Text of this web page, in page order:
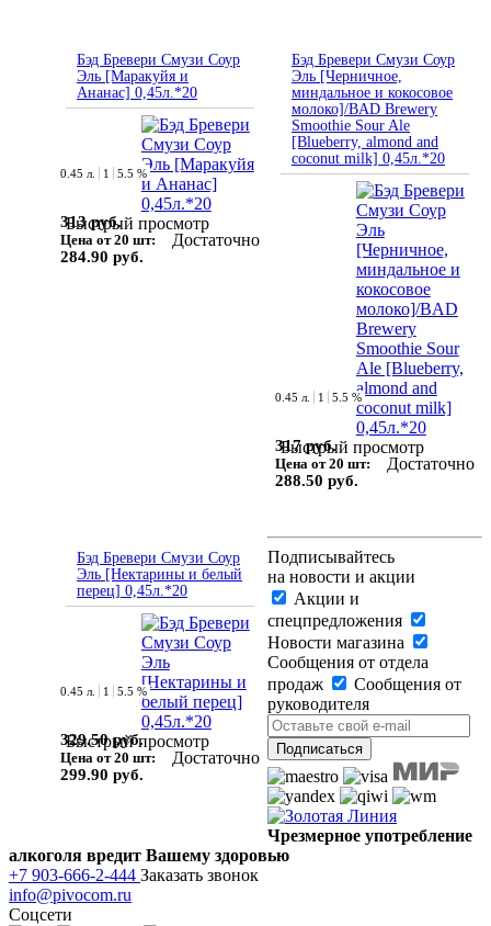
Бэд Бревери Смузи Соур
Эль [Маракуйя и
Ананас] 0,45л.*20
Быстрый просмотр
0.45 л. 1 5.5 %
313 руб.
Цена от 20 шт:
284.90 руб.
Достаточно
Бэд Бревери Смузи Соур
Эль [Черничное,
миндальное и кокосовое
молоко]/BAD Brewery
Smoothie Sour Ale
[Blueberry, almond and
coconut milk] 0,45л.*20
Быстрый просмотр
0.45 л. 1 5.5 %
317 руб.
Цена от 20 шт:
288.50 руб.
Достаточно
Бэд Бревери Смузи Соур
Эль [Нектарины и белый
перец] 0,45л.*20
Быстрый просмотр
0.45 л. 1 5.5 %
329.50 руб.
Цена от 20 шт:
299.90 руб.
Достаточно
Подписывайтесь
на новости и акции
Акции и
спецпредложения
Новости магазина
Сообщения от отдела
продаж
Сообщения от
руководителя
Чрезмерное употребление
алкоголя вредит Вашему здоровью
+7 903-666-2-444 Заказать звонок
info@pivocom.ru
Соцсети